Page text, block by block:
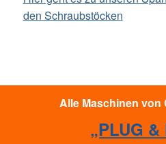
den Schraubstöcken
Alle Maschinen von
„PLUG &